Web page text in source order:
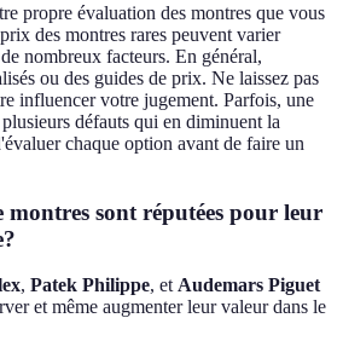
propre évaluation des montres que vous
des montres rares peuvent varier
nombreux facteurs. En général,
ou des guides de prix. Ne laissez pas
influencer votre jugement. Parfois, une
défauts qui en diminuent la
chaque option avant de faire un
montres sont réputées pour leur
, Patek Philippe, et Audemars Piguet
et même augmenter leur valeur dans le